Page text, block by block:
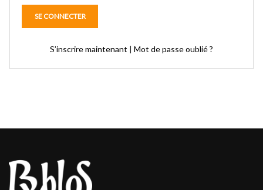
S’inscrire maintenant | Mot de passe oublié ?